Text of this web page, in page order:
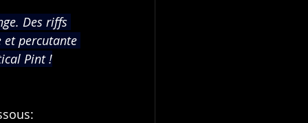
Des riffs
percutante
Pint !